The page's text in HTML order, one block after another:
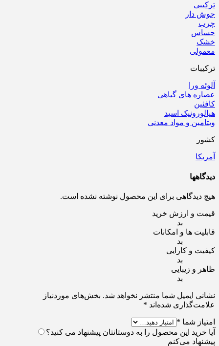
ترکیبی
جوش دار
چرب
حساس
خشک
معمولی
ترکیبات
آلوئه ورا
عصاره های گیاهی
کافئین
هیالورونیک اسید
ویتامین و مواد معدنی
کشور
آمریکا
دیدگاهها
هیچ دیدگاهی برای این محصول نوشته نشده است.
قیمت و ارزش خرید
بد
قابلیت ها و امکانات
بد
کیفیت و کارایی
بد
ظاهر و زیبایی
بد
نشانی ایمیل شما منتشر نخواهد شد. بخش‌های موردنیاز
علامت‌گذاری شده‌اند *
امتیاز شما *
آیا خرید این محصول را به دوستانتان پیشنهاد می کنید؟
پیشنهاد می‌کنم